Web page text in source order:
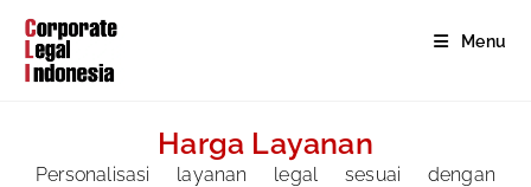
Menu
Harga Layanan
Personalisasi layanan legal sesuai dengan